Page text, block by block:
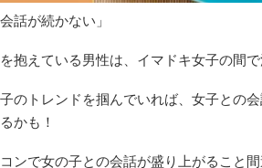
話が続かない」
抱えている男性は、イマドキ女子の間
のトレンドを掴んでいれば、女子との
かも！
ンで女の子との会話が盛り上がること